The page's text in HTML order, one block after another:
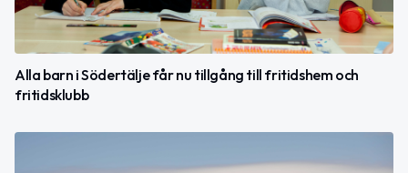
Alla barn i Södertälje får nu tillgång till fritidshem och
fritidsklubb